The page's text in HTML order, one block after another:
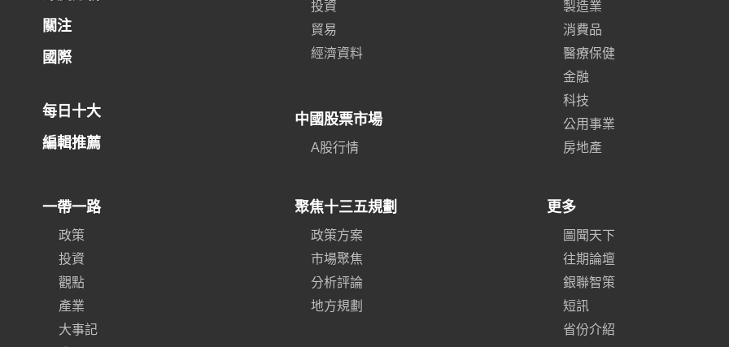
關注
國際
每日十大
編輯推薦
投資
貿易
經濟資料
中國股票市場
A股行情
製造業
消費品
醫療保健
金融
科技
公用事業
房地產
一帶一路
政策
投資
觀點
產業
大事記
聚焦十三五規劃
政策方案
市場聚焦
分析評論
地方規劃
更多
圖聞天下
往期論壇
銀聯智策
短訊
省份介紹